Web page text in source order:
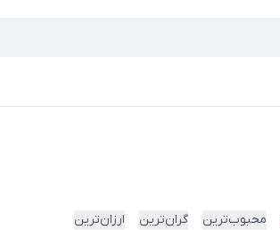
محبوب‌ترین گران‌ترین ارزان‌ترین